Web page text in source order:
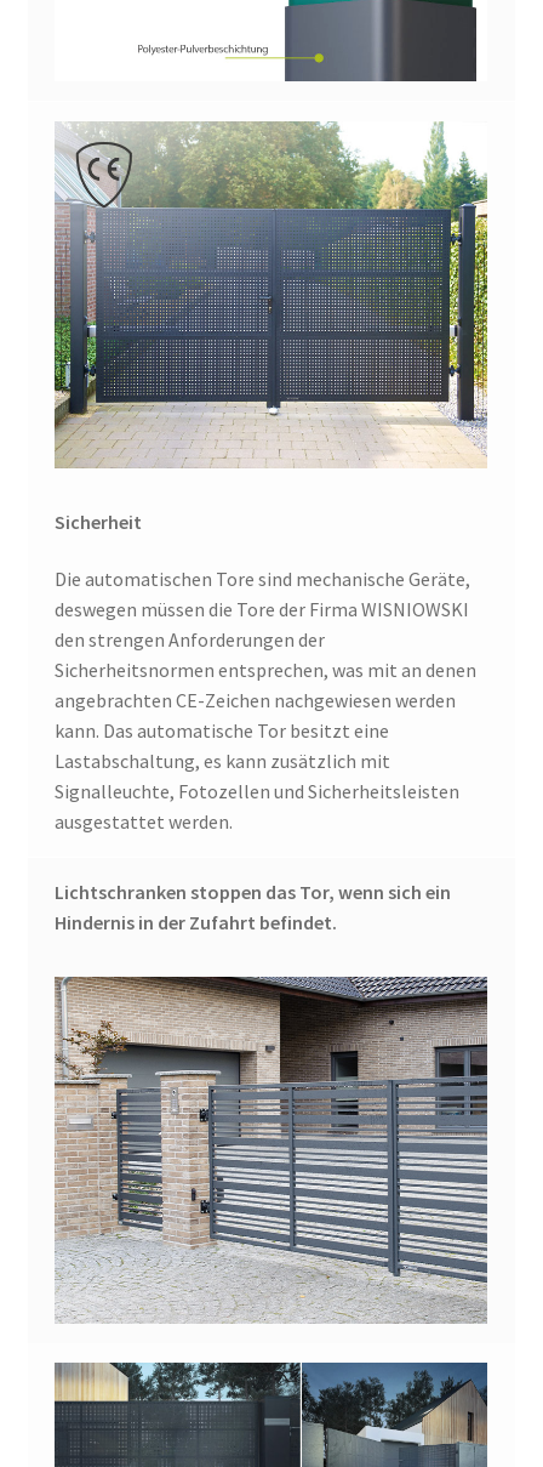
Sicherheit
Die automatischen Tore sind mechanische Geräte,
deswegen müssen die Tore der Firma WISNIOWSKI
den strengen Anforderungen der
Sicherheitsnormen entsprechen, was mit an denen
angebrachten CE-Zeichen nachgewiesen werden
kann. Das automatische Tor besitzt eine
Lastabschaltung, es kann zusätzlich mit
Signalleuchte, Fotozellen und Sicherheitsleisten
ausgestattet werden.
Lichtschranken stoppen das Tor, wenn sich ein
Hindernis in der Zufahrt befindet.